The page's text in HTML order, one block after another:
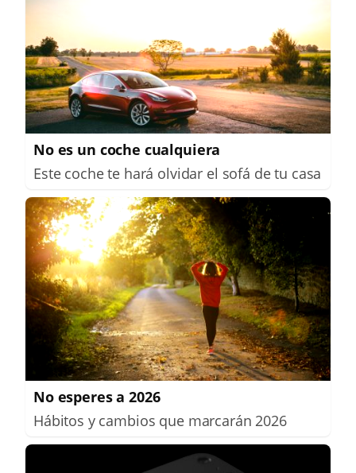
No es un coche cualquiera
Este coche te hará olvidar el sofá de tu casa
No esperes a 2026
Hábitos y cambios que marcarán 2026